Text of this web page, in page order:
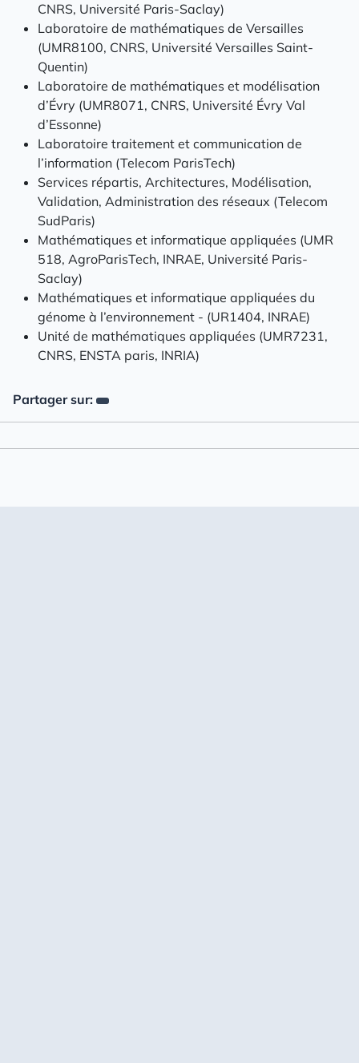
CNRS, Université Paris-Saclay)
Laboratoire de mathématiques de Versailles
(UMR8100, CNRS, Université Versailles Saint-
Quentin)
Laboratoire de mathématiques et modélisation
d’Évry (UMR8071, CNRS, Université Évry Val
d’Essonne)
Laboratoire traitement et communication de
l’information (Telecom ParisTech)
Services répartis, Architectures, Modélisation,
Validation, Administration des réseaux (Telecom
SudParis)
Mathématiques et informatique appliquées (UMR
518, AgroParisTech, INRAE, Université Paris-
Saclay)
Mathématiques et informatique appliquées du
génome à l’environnement - (UR1404, INRAE)
Unité de mathématiques appliquées (UMR7231,
CNRS, ENSTA paris, INRIA)
Partager sur: